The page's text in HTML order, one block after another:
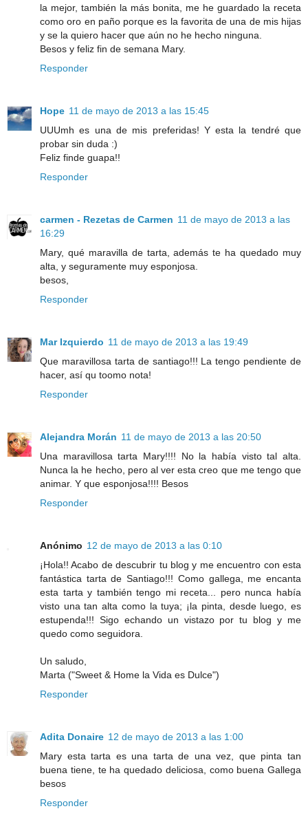
la mejor, también la más bonita, me he guardado la receta
como oro en paño porque es la favorita de una de mis hijas
y se la quiero hacer que aún no he hecho ninguna.
Besos y feliz fin de semana Mary.
Responder
Hope 11 de mayo de 2013 a las 15:45
UUUmh es una de mis preferidas! Y esta la tendré que
probar sin duda :)
Feliz finde guapa!!
Responder
carmen - Rezetas de Carmen 11 de mayo de 2013 a las
16:29
Mary, qué maravilla de tarta, además te ha quedado muy
alta, y seguramente muy esponjosa.
besos,
Responder
Mar Izquierdo 11 de mayo de 2013 a las 19:49
Que maravillosa tarta de santiago!!! La tengo pendiente de
hacer, así qu toomo nota!
Responder
Alejandra Morán 11 de mayo de 2013 a las 20:50
Una maravillosa tarta Mary!!!! No la había visto tal alta.
Nunca la he hecho, pero al ver esta creo que me tengo que
animar. Y que esponjosa!!!! Besos
Responder
Anónimo 12 de mayo de 2013 a las 0:10
¡Hola!! Acabo de descubrir tu blog y me encuentro con esta
fantástica tarta de Santiago!!! Como gallega, me encanta
esta tarta y también tengo mi receta... pero nunca había
visto una tan alta como la tuya; ¡la pinta, desde luego, es
estupenda!!! Sigo echando un vistazo por tu blog y me
quedo como seguidora.
Un saludo,
Marta ("Sweet & Home la Vida es Dulce")
Responder
Adita Donaire 12 de mayo de 2013 a las 1:00
Mary esta tarta es una tarta de una vez, que pinta tan
buena tiene, te ha quedado deliciosa, como buena Gallega
besos
Responder